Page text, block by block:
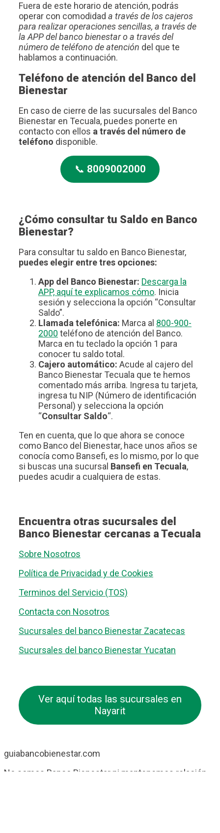
Fuera de este horario de atención, podrás
operar con comodidad a través de los cajeros
para realizar operaciones sencillas, a través de
la APP del banco bienestar o a través del
número de teléfono de atención del que te
hablamos a continuación.
Teléfono de atención del Banco del
Bienestar
En caso de cierre de las sucursales del Banco
Bienestar en Tecuala, puedes ponerte en
contacto con ellos a través del número de
teléfono disponible.
📞 8009002000
¿Cómo consultar tu Saldo en Banco
Bienestar?
Para consultar tu saldo en Banco Bienestar,
puedes elegir entre tres opciones:
App del Banco Bienestar: Descarga la
APP, aquí te explicamos cómo. Inicia
sesión y selecciona la opción “Consultar
Saldo”.
Llamada telefónica: Marca al 800-900-
2000 teléfono de atención del Banco.
Marca en tu teclado la opción 1 para
conocer tu saldo total.
Cajero automático: Acude al cajero del
Banco Bienestar Tecuala que te hemos
comentado más arriba. Ingresa tu tarjeta,
ingresa tu NIP (Número de identificación
Personal) y selecciona la opción
“Consultar Saldo“.
Ten en cuenta, que lo que ahora se conoce
como Banco del Bienestar, hace unos años se
conocía como Bansefi, es lo mismo, por lo que
si buscas una sucursal Bansefi en Tecuala,
puedes acudir a cualquiera de estas.
Encuentra otras sucursales del
Banco Bienestar cercanas a Tecuala
Sobre Nosotros
Política de Privacidad y de Cookies
Terminos del Servicio (TOS)
Contacta con Nosotros
Sucursales del banco Bienestar Zacatecas
Sucursales del banco Bienestar Yucatan
Ver aquí todas las sucursales en
Nayarit
guiabancobienestar.com
No somos Banco Bienestar ni mantenemos relación